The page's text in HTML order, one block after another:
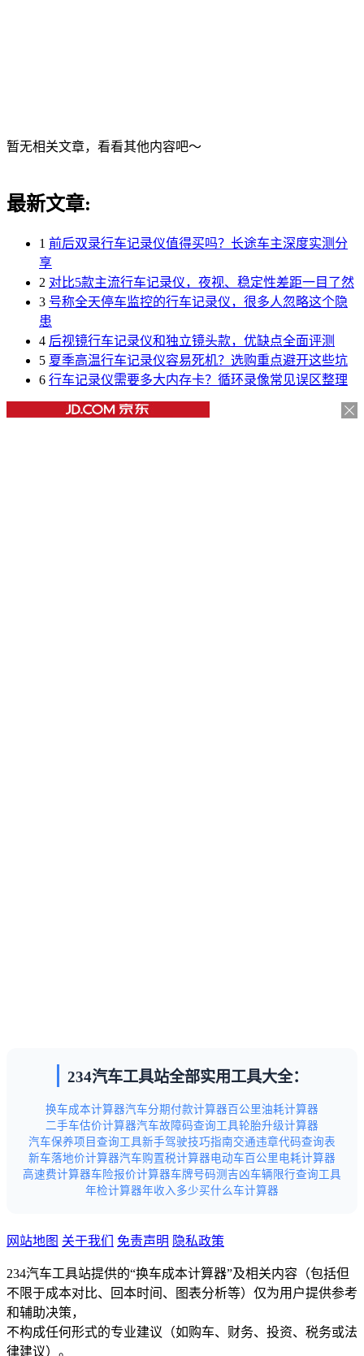
暂无相关文章，看看其他内容吧～
最新文章:
1 前后双录行车记录仪值得买吗？长途车主深度实测分
享
2 对比5款主流行车记录仪，夜视、稳定性差距一目了然
3 号称全天停车监控的行车记录仪，很多人忽略这个隐
患
4 后视镜行车记录仪和独立镜头款，优缺点全面评测
5 夏季高温行车记录仪容易死机？选购重点避开这些坑
6 行车记录仪需要多大内存卡？循环录像常见误区整理
234汽车工具站全部实用工具大全：
换车成本计算器汽车分期付款计算器百公里油耗计算器
二手车估价计算器汽车故障码查询工具轮胎升级计算器
汽车保养项目查询工具新手驾驶技巧指南交通违章代码查询表
新车落地价计算器汽车购置税计算器电动车百公里电耗计算器
高速费计算器车险报价计算器车牌号码测吉凶车辆限行查询工具
年检计算器年收入多少买什么车计算器
网站地图 关于我们 免责声明 隐私政策
234汽车工具站提供的“换车成本计算器”及相关内容（包括但
不限于成本对比、回本时间、图表分析等）仅为用户提供参考
和辅助决策，
不构成任何形式的专业建议（如购车、财务、投资、税务或法
律建议）。